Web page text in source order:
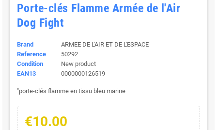
Porte-clés Flamme Armée de l'Air
Dog Fight
Brand
ARMEE DE L'AIR ET DE L'ESPACE
Reference
50292
Condition
New product
EAN13
0000000126519
"porte-clés flamme en tissu bleu marine
€10.00